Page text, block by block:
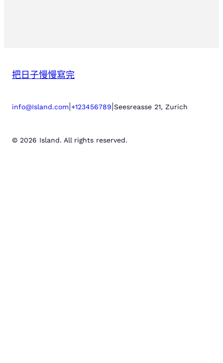
把日子慢慢寫完
info@Island.com +123456789 Seesreasse 21, Zurich
© 2026 Island. All rights reserved.